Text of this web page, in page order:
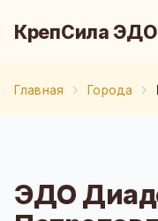
КрепСила ЭДО
Главная Города
ЭДО